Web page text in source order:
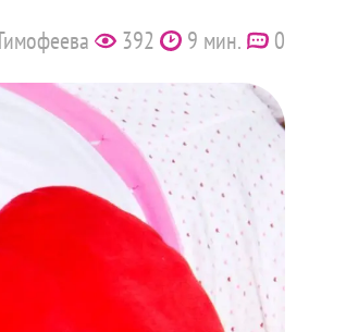
392 9 мин. 0